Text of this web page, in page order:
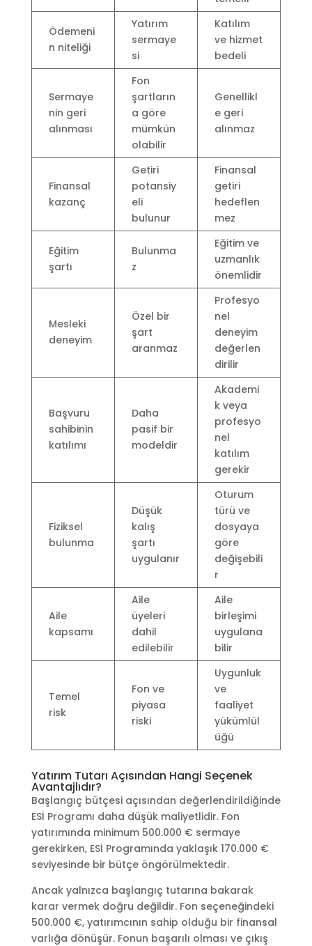
Ödemeni
n niteliği
Yatırım
sermaye
si
Katılım
ve hizmet
bedeli
Sermaye
nin geri
alınması
Fon
şartların
a göre
mümkün
olabilir
Genellikl
e geri
alınmaz
Finansal
kazanç
Getiri
potansiy
eli
bulunur
Finansal
getiri
hedeflen
mez
Eğitim
şartı
Bulunma
z
Eğitim ve
uzmanlık
önemlidir
Mesleki
deneyim
Özel bir
şart
aranmaz
Profesyo
nel
deneyim
değerlen
dirilir
Başvuru
sahibinin
katılımı
Daha
pasif bir
modeldir
Akademi
k veya
profesyo
nel
katılım
gerekir
Fiziksel
bulunma
Düşük
kalış
şartı
uygulanır
Oturum
türü ve
dosyaya
göre
değişebili
r
Aile
kapsamı
Aile
üyeleri
dahil
edilebilir
Aile
birleşimi
uygulana
bilir
Temel
risk
Fon ve
piyasa
riski
Uygunluk
ve
faaliyet
yükümlül
üğü
Yatırım Tutarı Açısından Hangi Seçenek
Avantajlıdır?
Başlangıç bütçesi açısından değerlendirildiğinde
ESİ Programı daha düşük maliyetlidir. Fon
yatırımında minimum 500.000 € sermaye
gerekirken, ESİ Programında yaklaşık 170.000 €
seviyesinde bir bütçe öngörülmektedir.
Ancak yalnızca başlangıç tutarına bakarak
karar vermek doğru değildir. Fon seçeneğindeki
500.000 €, yatırımcının sahip olduğu bir finansal
varlığa dönüşür. Fonun başarılı olması ve çıkış